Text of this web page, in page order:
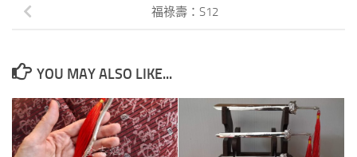
福祿壽：S12
YOU MAY ALSO LIKE...